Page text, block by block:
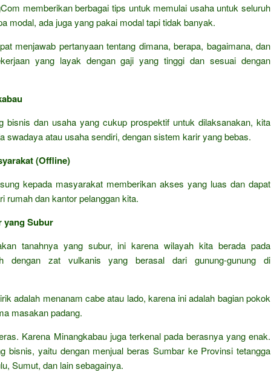
memberikan berbagai tips untuk memulai usaha untuk seluruh
modal, ada juga yang pakai modal tapi tidak banyak.
menjawab pertanyaan tentang dimana, berapa, bagaimana, dan
yang layak dengan gaji yang tinggi dan sesuai dengan
bisnis dan usaha yang cukup prospektif untuk dilaksanakan, kita
swadaya atau usaha sendiri, dengan sistem karir yang bebas.
(Offline)
kepada masyarakat memberikan akses yang luas dan dapat
rumah dan kantor pelanggan kita.
yang Subur
tanahnya yang subur, ini karena wilayah kita berada pada
dengan zat vulkanis yang berasal dari gunung-gunung di
adalah menanam cabe atau lado, karena ini adalah bagian pokok
masakan padang.
Karena Minangkabau juga terkenal pada berasnya yang enak.
bisnis, yaitu dengan menjual beras Sumbar ke Provinsi tetangga
Sumut, dan lain sebagainya.